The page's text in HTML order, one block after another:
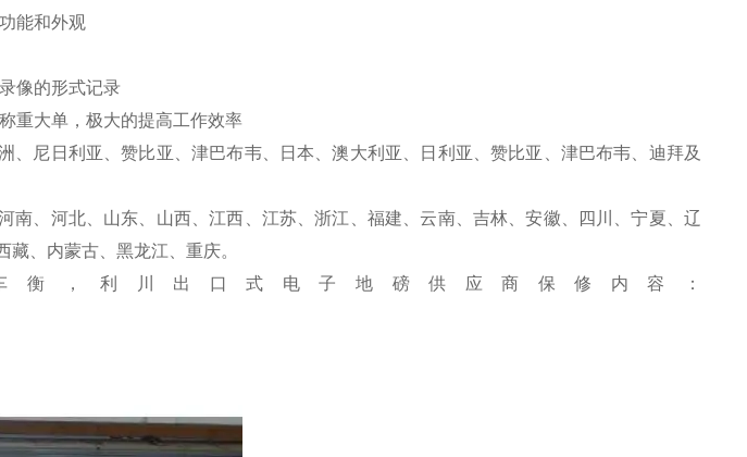
能和外观
像的形式记录
重大单，极大的提高工作效率
、尼日利亚、赞比亚、津巴布韦、日本、澳大利亚、日利亚、赞比亚、津巴布韦、迪拜及
南、河北、山东、山西、江西、江苏、浙江、福建、云南、吉林、安徽、四川、宁夏、辽
、内蒙古、黑龙江、重庆。
衡，利川出口式电子地磅供应商 保修内容：